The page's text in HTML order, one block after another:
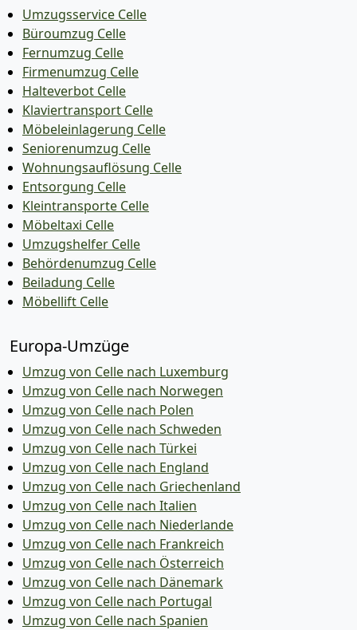
Umzugsservice Celle
Büroumzug Celle
Fernumzug Celle
Firmenumzug Celle
Halteverbot Celle
Klaviertransport Celle
Möbeleinlagerung Celle
Seniorenumzug Celle
Wohnungsauflösung Celle
Entsorgung Celle
Kleintransporte Celle
Möbeltaxi Celle
Umzugshelfer Celle
Behördenumzug Celle
Beiladung Celle
Möbellift Celle
Europa-Umzüge
Umzug von Celle nach Luxemburg
Umzug von Celle nach Norwegen
Umzug von Celle nach Polen
Umzug von Celle nach Schweden
Umzug von Celle nach Türkei
Umzug von Celle nach England
Umzug von Celle nach Griechenland
Umzug von Celle nach Italien
Umzug von Celle nach Niederlande
Umzug von Celle nach Frankreich
Umzug von Celle nach Österreich
Umzug von Celle nach Dänemark
Umzug von Celle nach Portugal
Umzug von Celle nach Spanien